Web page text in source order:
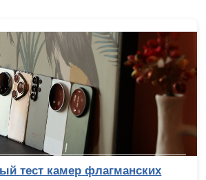
тест камер флагманских